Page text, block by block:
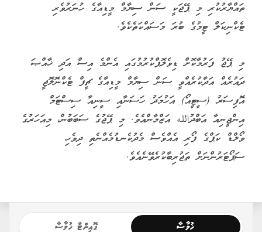
ތައްޔާރުކުރި މި ޕޭޖަކީ ސަން ސިޔާމް މީޑިއާގެ ހުނަރުވެރި
ޓެކްނިކަލް ޓީމުގެ ބުރަ މަސައްކަތެކެވެ.
މި ޕޭޖު ފަރުމާކޮށް ޑިވެލޮޕްކުރުމުގައި އެންމެ އިސް އަދި ޚާއްޞަ
ދައުރެއް އަދާކުރެއްވީ ސަން ސިޔާމް މީޑިއާގެ ޗީފް ޓެކްނޮލޮޖީ
އޮފިސަރު (ސީޓީއޯ) އަހުމަދު ހަސަނާއި ސީނިއާ ސިސްޓަމް
އިންޖީނިއާ އަބްދުالله އަޒްމާންއެވެ. މި ޕޭޖުގެ ސަބަބުން، މިއަހަރުގެ
ވޯލްޑް ކަޕްގެ ފޯރި އެއްވެސް މެދުކެނޑުމެއްނެތި ދިވެހި
ސަޕޯޓަރުންނަށް ތަޖުރިބާކުރެވޭނެއެވެ.
ޚުލާސާ ޕޮއިންޓް ޚުލާސާ